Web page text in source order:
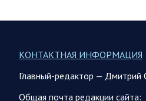
КОНТАКТНАЯ ИНФОРМАЦИЯ
Главный-редактор — Дмитрий
Общая почта редакции сайта: